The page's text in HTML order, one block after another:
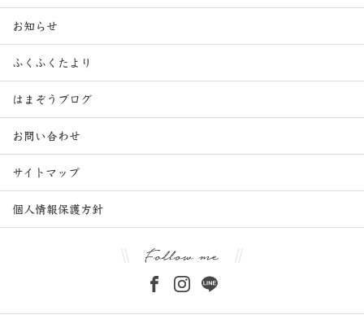
お知らせ
ふくふくたより
はまぞうブログ
お問い合わせ
サイトマップ
個人情報保護方針